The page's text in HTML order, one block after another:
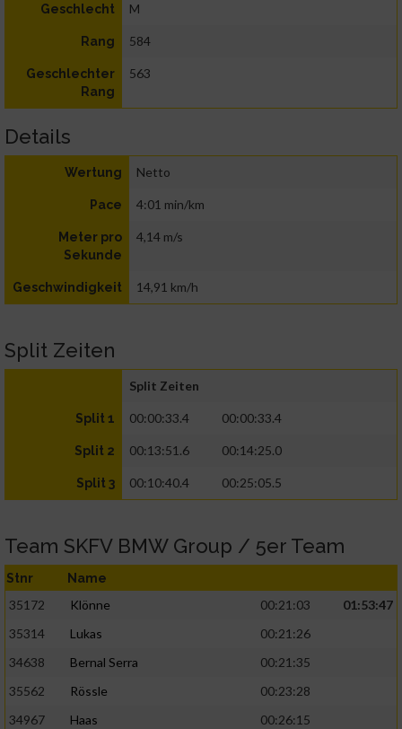
Geschlecht M
Rang 584
Geschlechter
Rang
563
Details
Wertung Netto
Pace 4:01 min/km
Meter pro
Sekunde
4,14 m/s
Geschwindigkeit 14,91 km/h
Split Zeiten
Split Zeiten
Split 1 00:00:33.4 00:00:33.4
Split 2 00:13:51.6 00:14:25.0
Split 3 00:10:40.4 00:25:05.5
Team SKFV BMW Group / 5er Team
Stnr Name
35172 Klönne 00:21:03
01:53:47
35314
Lukas
00:21:26
34638
Bernal Serra
00:21:35
35562
Rössle
00:23:28
34967
Haas
00:26:15